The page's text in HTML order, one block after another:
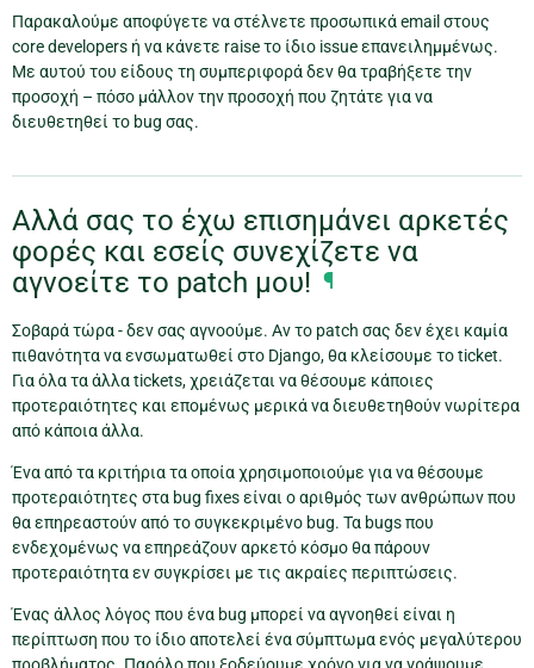
Παρακαλούμε αποφύγετε να στέλνετε προσωπικά email στους
core developers ή να κάνετε raise το ίδιο issue επανειλημμένως.
Με αυτού του είδους τη συμπεριφορά δεν θα τραβήξετε την
προσοχή – πόσο μάλλον την προσοχή που ζητάτε για να
διευθετηθεί το bug σας.
Αλλά σας το έχω επισημάνει αρκετές
φορές και εσείς συνεχίζετε να
αγνοείτε το patch μου! ¶
Σοβαρά τώρα - δεν σας αγνοούμε. Αν το patch σας δεν έχει καμία
πιθανότητα να ενσωματωθεί στο Django, θα κλείσουμε το ticket.
Για όλα τα άλλα tickets, χρειάζεται να θέσουμε κάποιες
προτεραιότητες και επομένως μερικά να διευθετηθούν νωρίτερα
από κάποια άλλα.
Ένα από τα κριτήρια τα οποία χρησιμοποιούμε για να θέσουμε
προτεραιότητες στα bug fixes είναι ο αριθμός των ανθρώπων που
θα επηρεαστούν από το συγκεκριμένο bug. Τα bugs που
ενδεχομένως να επηρεάζουν αρκετό κόσμο θα πάρουν
προτεραιότητα εν συγκρίσει με τις ακραίες περιπτώσεις.
Ένας άλλος λόγος που ένα bug μπορεί να αγνοηθεί είναι η
περίπτωση που το ίδιο αποτελεί ένα σύμπτωμα ενός μεγαλύτερου
προβλήματος. Παρόλο που ξοδεύουμε χρόνο για να γράψουμε,